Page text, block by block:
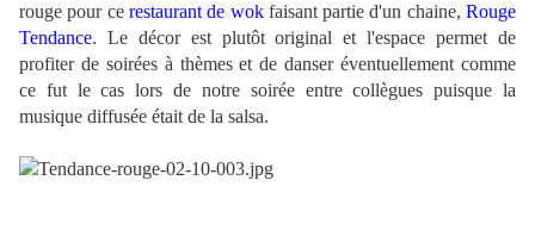
rouge pour ce restaurant de wokfaisant partie d'un chaine,Rouge
Tendance. Le décor est plutôt original et l'espace permet de
profiter de soirées à thèmes et de danser éventuellement comme
ce fut le cas lors de notre soirée entre collègues puisque la
musique diffusée était de la salsa.